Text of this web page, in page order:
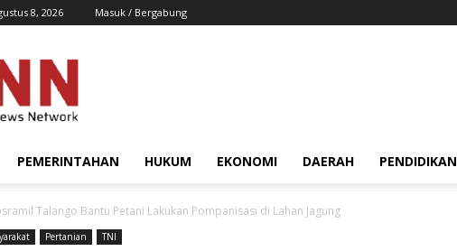
8, 2026 Masuk / Bergabung
PEMERINTAHAN HUKUM EKONOMI DAERAH PENDIDIKAN
Talango Bantu Petani Lakukan Pompanisasi di Lahan Jagung
Pertanian TNI